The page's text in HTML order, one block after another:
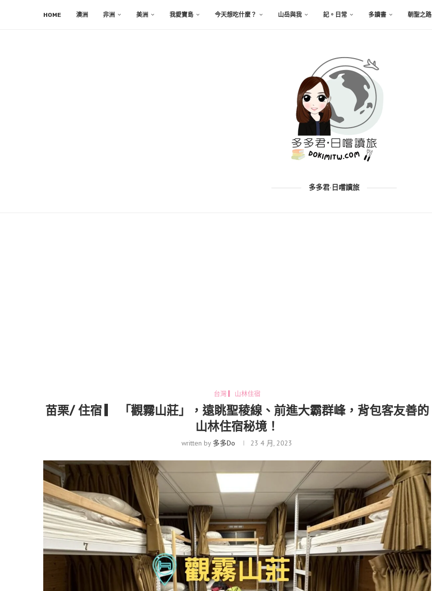
HOME 澳洲 非洲 美洲 我愛寶島 今天想吃什麼？ 山岳與我 記。日常 多讀書 朝聖之路
多多君·日嚐讀旅
台灣 ▎山林住宿
苗栗/ 住宿 ▎ 「觀霧山莊」，遠眺聖稜線、前進大霸群峰，背包客友善的
山林住宿秘境！
written by 多多Do 23 4 月, 2023